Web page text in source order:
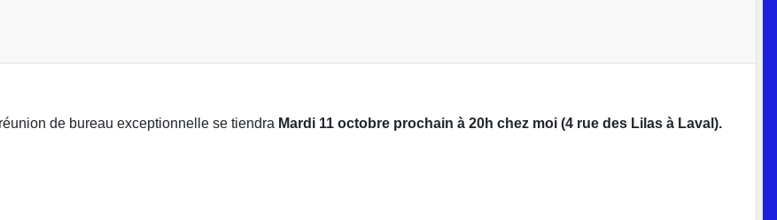
de bureau exceptionnelle se tiendra Mardi 11 octobre prochain à 20h chez moi (4 rue des Lilas à Laval).